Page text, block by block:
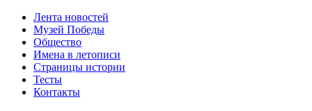
Лента новостей
Музей Победы
Общество
Имена в летописи
Страницы истории
Тесты
Контакты